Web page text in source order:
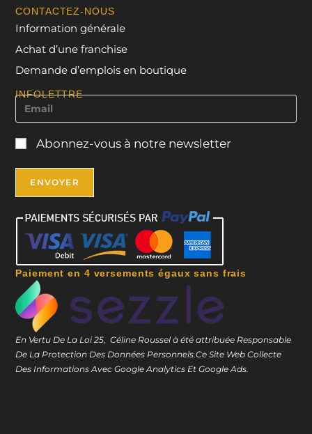
CONTACTEZ-NOUS
Information générale
Achat d’une franchise
Demande d’emplois en boutique
INFOLETTRE
Abonnez-vous à notre newsletter
Paiement en 4 versements égaux sans frais
En Vertu De La Loi 25, Céline Roussel à été attribuée Responsable
De La Protection Des Données Personnels.Ce Site Web Collecte
Des Informations Avec Google Analytics Et Google Ads.